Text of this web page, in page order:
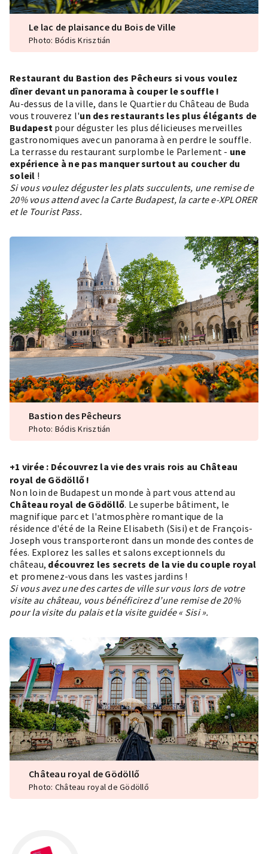
Le lac de plaisance du Bois de Ville
Photo: Bódis Krisztián
Restaurant du Bastion des Pêcheurs si vous voulez
dîner devant un panorama à couper le souffle !
Au-dessus de la ville, dans le Quartier du Château de Buda
vous trouverez l'un des restaurants les plus élégants de
Budapest pour déguster les plus délicieuses merveilles
gastronomiques avec un panorama à en perdre le souffle.
La terrasse du restaurant surplombe le Parlement - une
expérience à ne pas manquer surtout au coucher du
soleil !
Si vous voulez déguster les plats succulents, une remise de
20% vous attend avec la Carte Budapest, la carte e-XPLORER
et le Tourist Pass.
Bastion des Pêcheurs
Photo: Bódis Krisztián
+1 virée : Découvrez la vie des vrais rois au Château
royal de Gödöllő !
Non loin de Budapest un monde à part vous attend au
Château royal de Gödöllő. Le superbe bâtiment, le
magnifique parc et l'atmosphère romantique de la
résidence d'été de la Reine Elisabeth (Sisi) et de François-
Joseph vous transporteront dans un monde des contes de
fées. Explorez les salles et salons exceptionnels du
château, découvrez les secrets de la vie du couple royal
et promenez-vous dans les vastes jardins !
Si vous avez une des cartes de ville sur vous lors de votre
visite au château, vous bénéficirez d’une remise de 20%
pour la visite du palais et la visite guidée « Sisi ».
Château royal de Gödöllő
Photo: Château royal de Gödöllő